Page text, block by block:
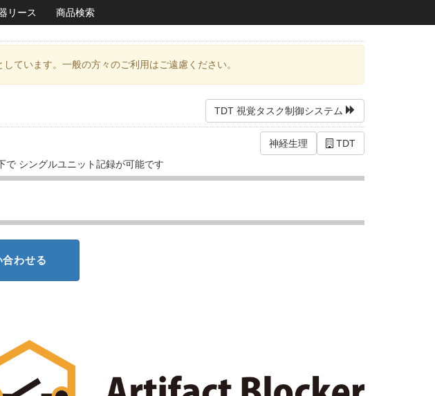
リース 商品検索
ています。一般の方々のご利用はご遠慮ください。
TDT 視覚タスク制御システム
TDT
神経生理
シングルユニット記録が可能です
わせる